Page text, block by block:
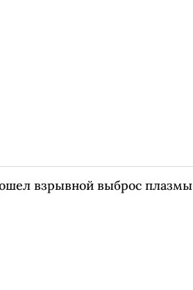
взрывной выброс плазмы